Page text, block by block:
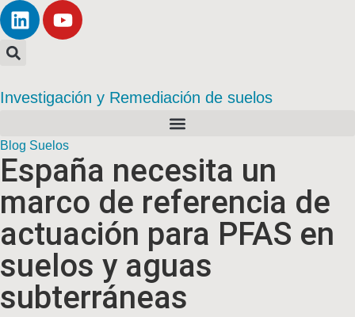
Investigación y Remediación de suelos
Blog Suelos
España necesita un
marco de referencia de
actuación para PFAS en
suelos y aguas
subterráneas